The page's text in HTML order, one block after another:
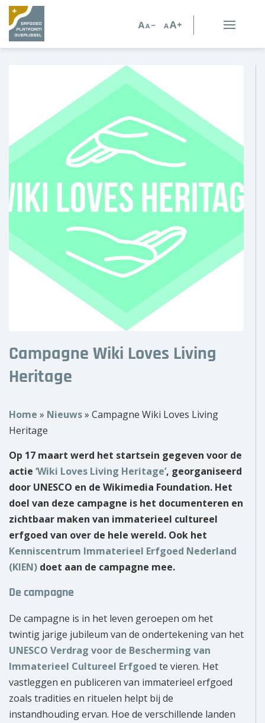
Erfgoedorganisaties
Verhalen
Kennis en advies
Persoonlijk advies
Nieuws
Agenda
Wie zijn wij?
Campagne Wiki Loves Living
Heritage
Home » Nieuws» Campagne Wiki Loves Living
Heritage
Op 17 maart werd het startsein gegeven voor de
actie ‘Wiki Loves Living Heritage’, georganiseerd
door UNESCO en de Wikimedia Foundation. Het
doel van deze campagne is het documenteren en
zichtbaar maken van immaterieel cultureel
erfgoed van over de hele wereld. Ook het
Kenniscentrum Immaterieel Erfgoed Nederland
(KIEN) doet aan de campagne mee.
De campagne
De campagne is in het leven geroepen om het
twintig jarige jubileum van de ondertekening van het
UNESCO Verdrag voor de Bescherming van
Immaterieel Cultureel Erfgoed te vieren. Het
vastleggen en publiceren van immaterieel erfgoed
zoals tradities en rituelen helpt bij de
instandhouding ervan. Hoe de verschillende landen